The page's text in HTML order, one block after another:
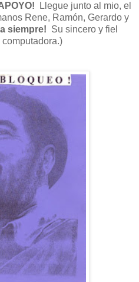
Llegue junto al mio, el
Rene, Ramón, Gerardo y
siempre! Su sincero y fiel